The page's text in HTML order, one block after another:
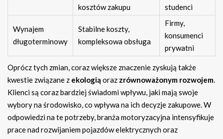
kosztów zakupu
studenci
Wynajem
długoterminowy
Stabilne koszty,
kompleksowa obsługa
Firmy,
konsumenci
prywatni
Oprócz tych zmian, coraz większe znaczenie zyskują także
kwestie związane z ekologią oraz zrównoważonym rozwojem.
Klienci są coraz bardziej świadomi wpływu, jaki mają swoje
wybory na środowisko, co wpływa na ich decyzje zakupowe. W
odpowiedzi na te potrzeby, branża motoryzacyjna intensyfikuje
prace nad rozwijaniem pojazdów elektrycznych oraz